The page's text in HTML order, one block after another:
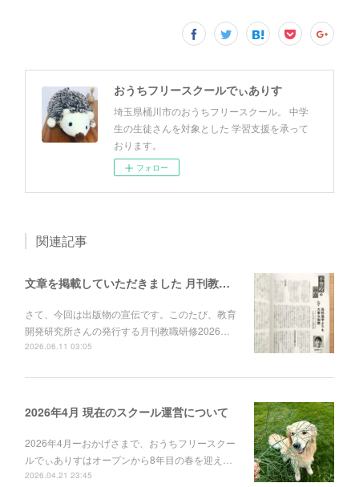
おうちフリースクールでぃありす
埼玉県桶川市のおうちフリースクール。 中学
生の生徒さんを対象とした 学習支援を承って
おります。
フォロー
関連記事
文章を掲載していただきました 月刊教職研修 ”不登校の論点”
さて、今回は出版物の宣伝です。このたび、教育
開発研究所さんの発行する月刊教職研修2026…
2026.06.11 03:05
2026年4月 現在のスクール運営について
2026年4月ーおかげさまで、おうちフリースクー
ルでぃありすはオープンから8年目の春を迎え…
2026.04.21 23:45